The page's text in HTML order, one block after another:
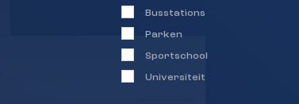
Busstations
Parken
Sportschool
Universiteit